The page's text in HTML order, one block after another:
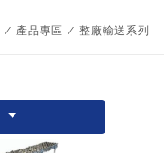
/ 產品專區 / 整廠輸送系列